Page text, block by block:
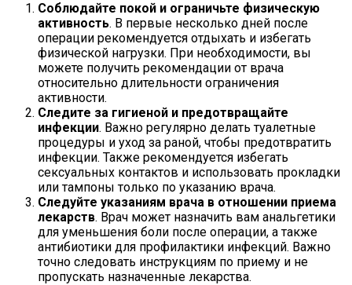
Соблюдайте покой и ограничьте физическую
активность. В первые несколько дней после
операции рекомендуется отдыхать и избегать
физической нагрузки. При необходимости, вы
можете получить рекомендации от врача
относительно длительности ограничения
активности.
Следите за гигиеной и предотвращайте
инфекции. Важно регулярно делать туалетные
процедуры и уход за раной, чтобы предотвратить
инфекции. Также рекомендуется избегать
сексуальных контактов и использовать прокладки
или тампоны только по указанию врача.
Следуйте указаниям врача в отношении приема
лекарств. Врач может назначить вам анальгетики
для уменьшения боли после операции, а также
антибиотики для профилактики инфекций. Важно
точно следовать инструкциям по приему и не
пропускать назначенные лекарства.